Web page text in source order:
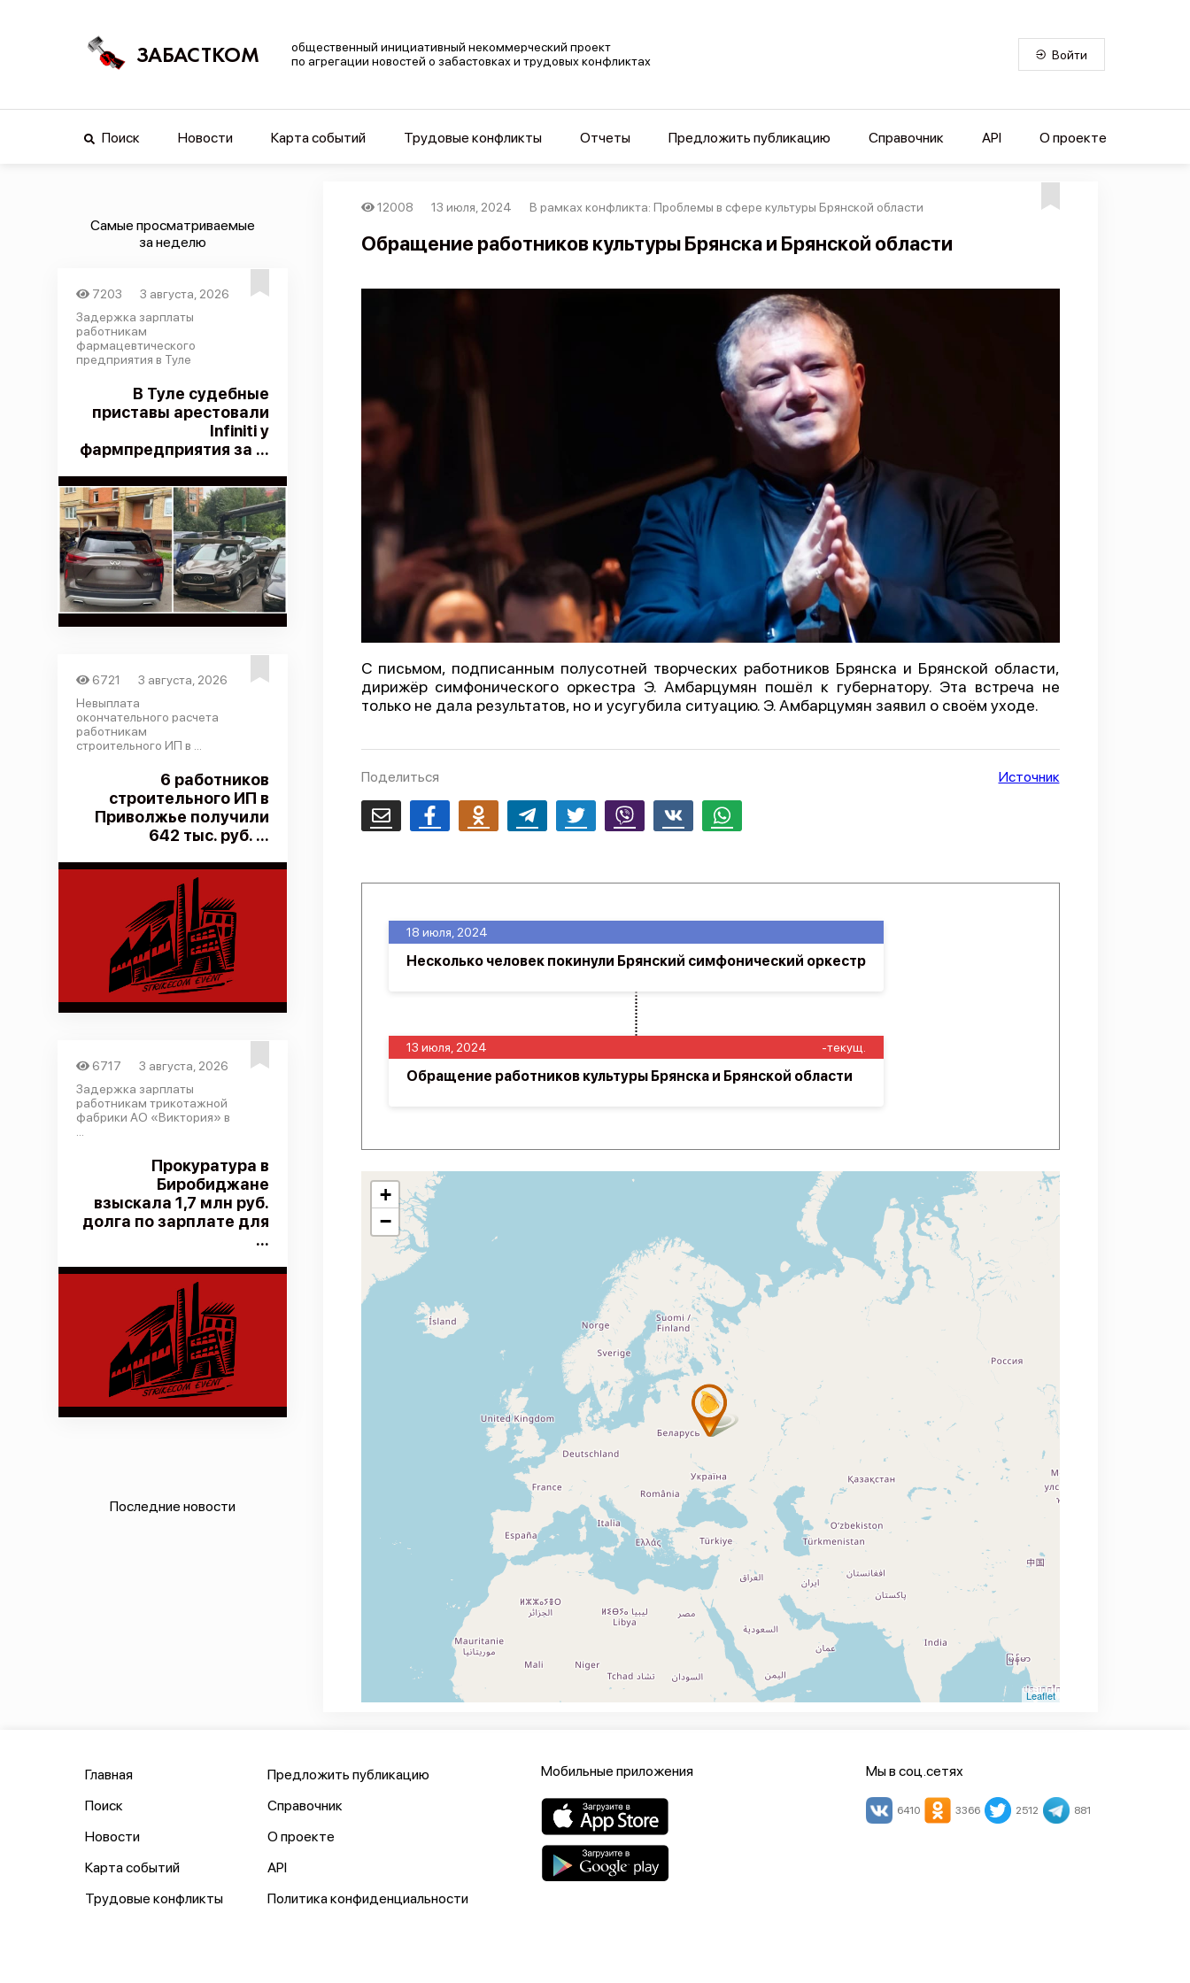
ЗАБАСТКОМ
общественный инициативный некоммерческий проект
по агрегации новостей о забастовках и трудовых конфликтах
Войти
Поиск Новости Карта событий Трудовые конфликты Отчеты Предложить публикацию Справочник API О проекте
Самые просматриваемые
за неделю
7203
3 августа, 2026
Задержка зарплаты
работникам
фармацевтического
предприятия в Туле
В Туле судебные
приставы арестовали
Infiniti у
фармпредприятия за ...
6721
3 августа, 2026
Невыплата
окончательного расчета
работникам
строительного ИП в ...
6 работников
строительного ИП в
Приволжье получили
642 тыс. руб. ...
6717
3 августа, 2026
Задержка зарплаты
работникам трикотажной
фабрики АО «Виктория» в
Прокуратура в
Биробиджане
взыскала 1,7 млн руб.
долга по зарплате для
...
Последние новости
12008 13 июля, 2024 В рамках конфликта: Проблемы в сфере культуры Брянской области
Обращение работников культуры Брянска и Брянской области
С письмом, подписанным полусотней творческих работников Брянска и Брянской области,
дирижёр симфонического оркестра Э. Амбарцумян пошёл к губернатору. Эта встреча не
только не дала результатов, но и усугубила ситуацию. Э. Амбарцумян заявил о своём уходе.
Поделиться
Email FacebookOdnoklassnikiTelegram Twitter Viber Whatsapp
Источник
13 июля, 2024 -текущ.
Обращение работников культуры Брянска и Брянской области
18 июля, 2024
Несколько человек покинули Брянский симфонический оркестр
+
−
Leaflet
Главная
Поиск
Новости
Карта событий
Трудовые конфликты
Предложить публикацию
Справочник
О проекте
API
Политика конфиденциальности
Мобильные приложения Мы в соц.сетях
6410 3366 2512 881